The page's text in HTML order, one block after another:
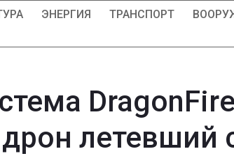
ЭНЕРГИЯ ТРАНСПОРТ
летевший